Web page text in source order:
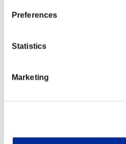
Preferences
Statistics
Marketing
順位 1000位以内